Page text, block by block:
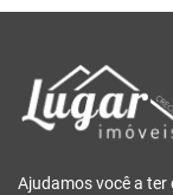
Ajudamos você a ter